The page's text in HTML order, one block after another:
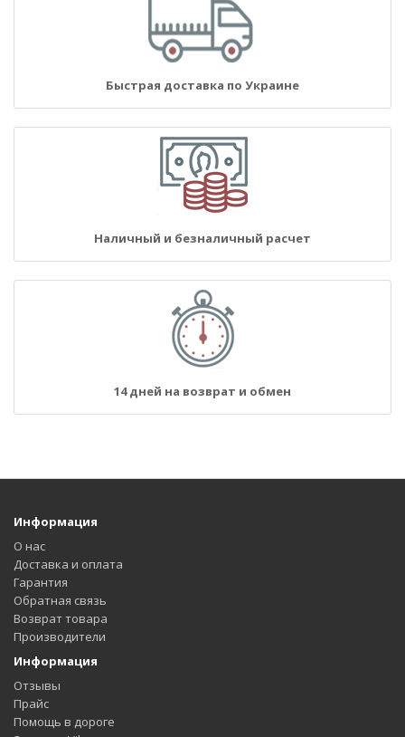
Быстрая доставка по Украине
Наличный и безналичный расчет
14 дней на возврат и обмен
Информация
О нас
Доставка и оплата
Гарантия
Обратная связь
Возврат товара
Производители
Информация
Отзывы
Прайс
Помощь в дороге